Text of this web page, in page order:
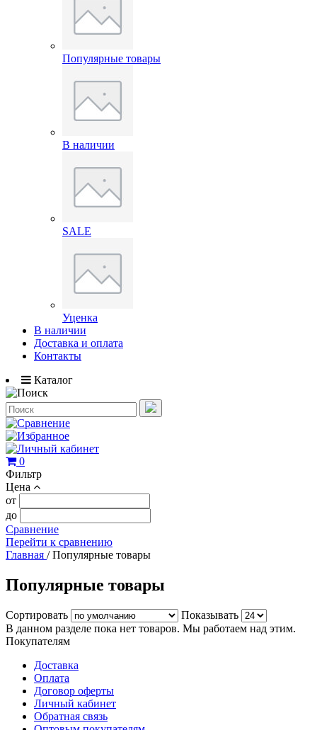
Популярные товары
В наличии
SALE
Уценка
В наличии
Доставка и оплата
Контакты
Каталог
0
Фильтр
Цена
от
до
Сравнение
Перейти к сравнению
Главная /Популярные товары
Популярные товары
Сортировать
Показывать
В данном разделе пока нет товаров. Мы работаем над этим.
Покупателям
Доставка
Оплата
Договор оферты
Личный кабинет
Обратная связь